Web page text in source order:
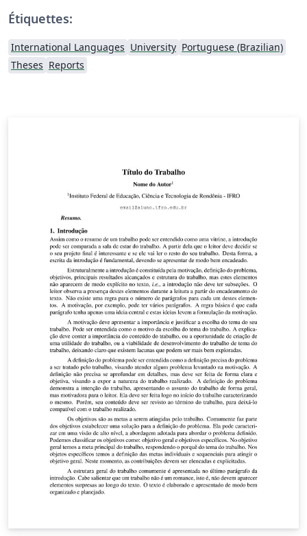
Étiquettes:
International Languages University Portuguese (Brazilian)
Theses Reports